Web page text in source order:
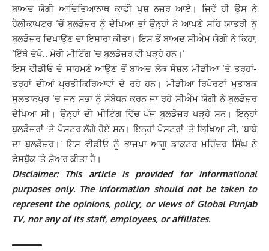
ਬਾਅਦ ਯੋਗੀ ਆਦਿਤਿਆਨਾਥ ਕਾਫੀ ਖੁਸ਼ ਨਜ਼ਰ ਆਏ। ਜਿਵੇਂ ਹੀ ਉਸ ਨੇ
ਹੈਲੀਕਾਪਟਰ ‘ਚੋਂ ਬੁਲਡੋਜ਼ਰ ਨੂੰ ਦੇਖਿਆ ਤਾਂ ਉਨ੍ਹਾਂ ਨੇ ਆਪਣੇ ਸਹਿ ਯਾਤਰੀ ਨੂੰ
ਬੁਲਡੋਜ਼ਰ ਦਿਖਾਉਣ ਦਾ ਇਸ਼ਾਰਾ ਕੀਤਾ। ਇਸ ਤੋਂ ਬਾਅਦ ਸੀਐਮ ਯੋਗੀ ਨੇ ਕਿਹਾ,
‘ਇੱਥੇ ਦੇਖੋ.. ਮੇਰੀ ਮੀਟਿੰਗ ‘ਚ ਬੁਲਡੋਜ਼ਰ ਵੀ ਖੜ੍ਹੇ ਹਨ।’
ਇਸ ਵੀਡੀਓ ਦੇ ਸਾਹਮਣੇ ਆਉਣ ਤੋਂ ਬਾਅਦ ਲੋਕ ਸੋਸ਼ਲ ਮੀਡੀਆ ‘ਤੇ ਤਰ੍ਹਾਂ-
ਤਰ੍ਹਾਂ ਦੀਆਂ ਪ੍ਰਤੀਕਿਰਿਆਵਾਂ ਦੇ ਰਹੇ ਹਨ। ਮੀਡੀਆ ਰਿਪੋਰਟਾਂ ਮੁਤਾਬਕ
ਸੁਲਤਾਨਪੁਰ ‘ਚ ਜਨ ਸਭਾ ਨੂੰ ਸੰਬੋਧਨ ਕਰਨ ਜਾ ਰਹੇ ਸੀਐੱਮ ਯੋਗੀ ਨੇ ਬੁਲਡੋਜ਼ਰ
ਦੇਖਿਆ ਸੀ। ਉਨ੍ਹਾਂਦੀ ਮੀਟਿੰਗ ਵਿੱਚ ਪੰਜ ਬੁਲਡੋਜ਼ਰ ਖੜ੍ਹੇ ਸਨ। ਇਨ੍ਹਾਂ
ਬੁਲਡੋਜ਼ਰਾਂ ‘ਤੇ ਪੋਸਟਰ ਲੱਗੇ ਹੋਏ ਸਨ। ਇਨ੍ਹਾਂ ਪੋਸਟਰਾਂ ‘ਤੇ ਲਿਖਿਆ ਸੀ, ‘ਬਾਬੇ
ਦਾ ਬੁਲਡੋਜ਼ਰ।’ ਇਸ ਵੀਡੀਓ ਨੂੰ ਭਾਜਪਾ ਆਗੂ ਡਾਕਟਰ ਮਹਿੰਦਰ ਸਿੰਘ ਨੇ
ਫੇਸਬੁੱਕ ‘ਤੇ ਸ਼ੇਅਰ ਕੀਤਾ ਹੈ।
Disclaimer: This article is provided for informational
purposes only. The information should not be taken to
represent the opinions, policy, or views of Global Punjab
TV, nor any of its staff, employees, or affiliates.